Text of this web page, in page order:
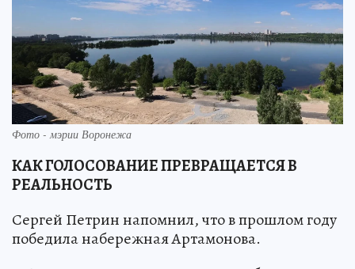
Фото - мэрии Воронежа
КАК ГОЛОСОВАНИЕ ПРЕВРАЩАЕТСЯ В
РЕАЛЬНОСТЬ
Сергей Петрин напомнил, что в прошлом году
победила набережная Артамонова.